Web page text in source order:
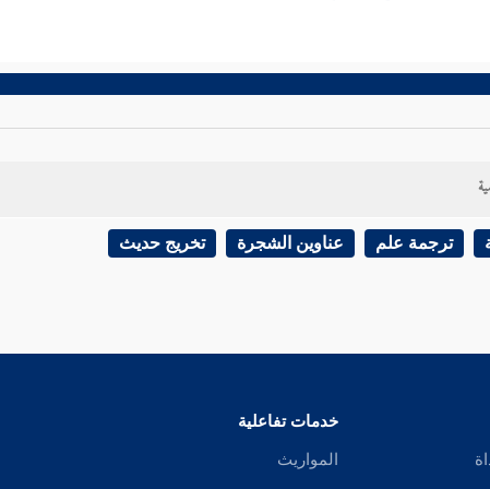
ترجمة علم عناوين الشجرة تخريج حديث
خدمات تفاعلية
المواريث